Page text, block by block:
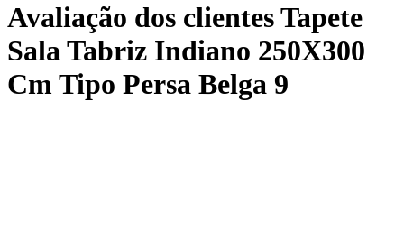
Avaliação dos clientes Tapete
Sala Tabriz Indiano 250X300
Cm Tipo Persa Belga 9